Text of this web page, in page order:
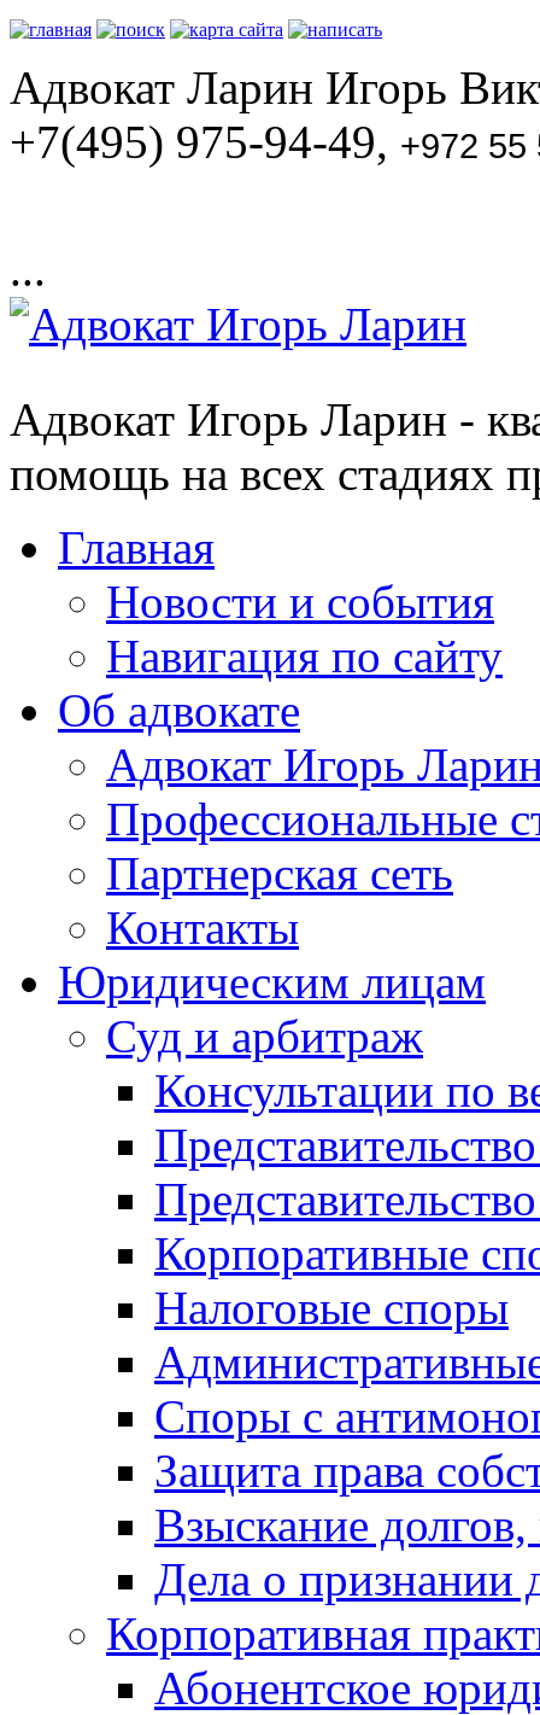
Адвокат Ларин Игорь
+7(495) 975-94-49, +972 55
...
Адвокат Игорь Ларин -
помощь на всех стадиях
Главная
Новости и события
Навигация по сайту
Об адвокате
Адвокат Игорь
Профессиональные
Партнерская сеть
Контакты
Юридическим лицам
Суд и арбитраж
Консультации по
Корпоративные
Налоговые споры
Споры с
Защита права
Взыскание
Дела о признании
Корпоративная
Абонентское